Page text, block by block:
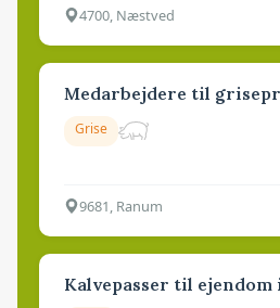
4700, Næstved
Medarbejdere til
Grise
9681, Ranum
Kalvepasser til